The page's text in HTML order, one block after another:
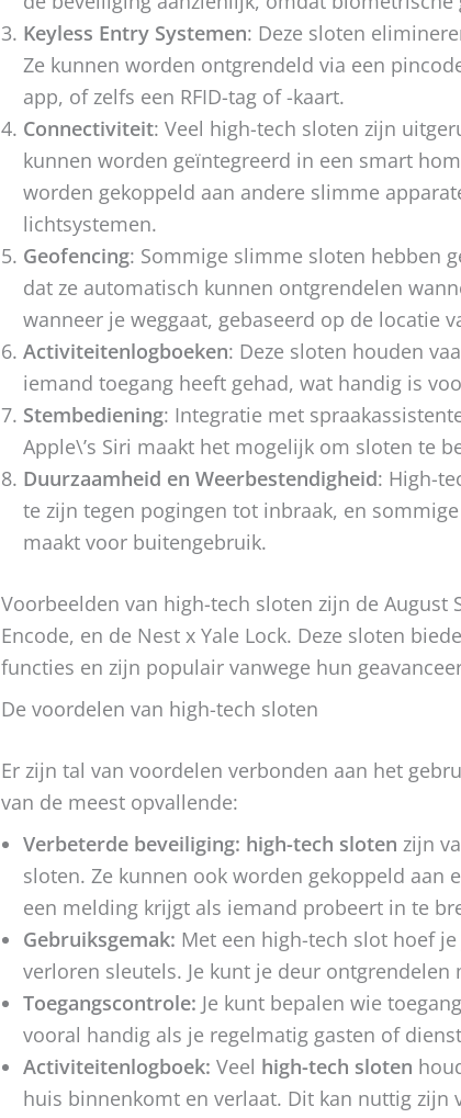
Keyless Entry Systemen: Deze sloten
Ze kunnen worden ontgrendeld via een
app, of zelfs een RFID-tag of -kaart.
Connectiviteit: Veel high-tech sloten zijn
kunnen worden geïntegreerd in een smart
worden gekoppeld aan andere slimme
lichtsystemen.
Geofencing: Sommige slimme sloten hebben
dat ze automatisch kunnen ontgrendelen
wanneer je weggaat, gebaseerd op de locatie
Activiteitenlogboeken: Deze sloten houden
iemand toegang heeft gehad, wat handig is
Stembediening: Integratie met
Apple\’s Siri maakt het mogelijk om sloten te
Duurzaamheid en Weerbestendigheid: High-
te zijn tegen pogingen tot inbraak, en
maakt voor buitengebruik.
Voorbeelden van high-tech sloten zijn de August
Encode, en de Nest x Yale Lock. Deze sloten
functies en zijn populair vanwege hun
De voordelen van high-tech sloten
Er zijn tal van voordelen verbonden aan het
van de meest opvallende:
Verbeterde beveiliging: high-tech sloten zijn
sloten. Ze kunnen ook worden gekoppeld aan
een melding krijgt als iemand probeert in te
Gebruiksgemak: Met een high-tech slot hoef
verloren sleutels. Je kunt je deur
Toegangscontrole: Je kunt bepalen wie
vooral handig als je regelmatig gasten of
Activiteitenlogboek: Veel high-tech sloten
huis binnenkomt en verlaat. Dit kan nuttig